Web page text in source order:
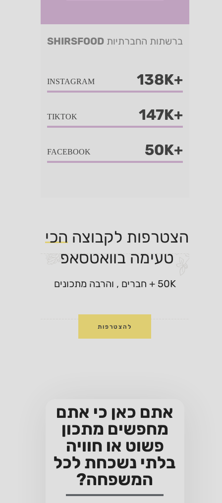
ברשתות החברתיותSHIRSFOOD
INSTAGRAM 138K+
TIKTOK 147K+
FACEBOOK 50K+
הצטרפות לקבוצה הכי
טעימה בוואטסאפ
50K + חברים , והרבה מתכונים
להצטרפות
אתם כאן כי אתם
מחפשים מתכון
פשוט או חוויה
בלתי נשכחת לכל
המשפחה?